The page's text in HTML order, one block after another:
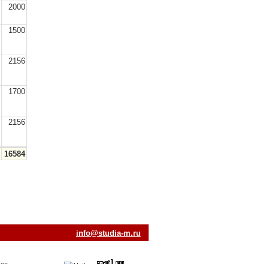
2000
1500
2156
1700
2156
16584
ur.m-aiduts@ofni